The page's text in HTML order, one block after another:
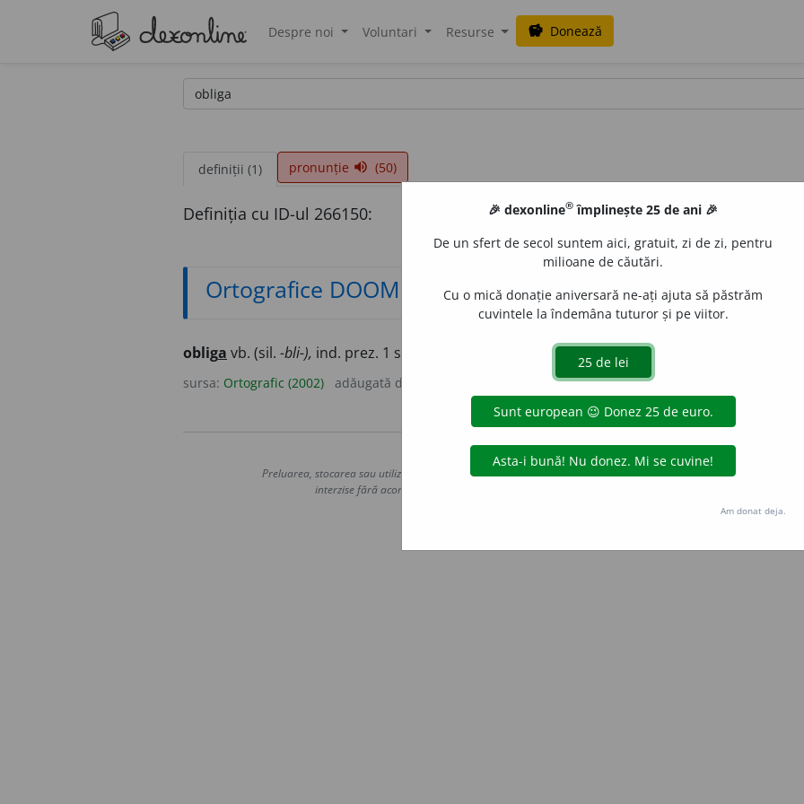
Despre noi Voluntari Resurse savings Donează
definiții (1) pronunție volume_up (50)
Definiția cu ID-ul 266150:
Ortografice DOOM
obliga vb. (sil. -bli-), ind. prez. 1 sg. gă;conj. prez. 3 sg. și pl.
sursa: Ortografic (2002) adăugată de
Copyright © 2004-2026 dexonline (https://dexonline.ro)
Preluarea, stocarea sau utilizarea datelor de pe acest site, inclusiv prin orice metode de extragere automată
interzise fără acordul nostru prealabil scris, cu excepția seturilor de date oferite oficial spre utilizare
Hosterion
🎉 dexonline® împlinește 25 de ani 🎉
De un sfert de secol suntem aici, gratuit, zi de zi, pentru
milioane de căutări.
Cu o mică donație aniversară ne-ați ajuta să păstrăm
cuvintele la îndemâna tuturor și pe viitor.
Am donat deja.